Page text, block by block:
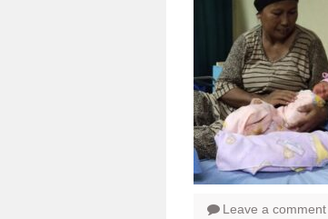
Leave a comment